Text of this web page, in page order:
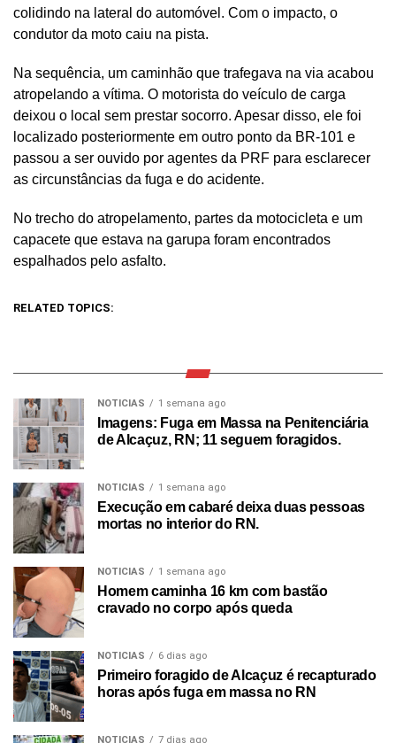
colidindo na lateral do automóvel. Com o impacto, o
condutor da moto caiu na pista.
Na sequência, um caminhão que trafegava na via acabou
atropelando a vítima. O motorista do veículo de carga
deixou o local sem prestar socorro. Apesar disso, ele foi
localizado posteriormente em outro ponto da BR-101 e
passou a ser ouvido por agentes da PRF para esclarecer
as circunstâncias da fuga e do acidente.
No trecho do atropelamento, partes da motocicleta e um
capacete que estava na garupa foram encontrados
espalhados pelo asfalto.
RELATED TOPICS:
NOTICIAS 1 semana ago
Imagens: Fuga em Massa na Penitenciária
de Alcaçuz, RN; 11 seguem foragidos.
NOTICIAS 1 semana ago
Execução em cabaré deixa duas pessoas
mortas no interior do RN.
NOTICIAS 1 semana ago
Homem caminha 16 km com bastão
cravado no corpo após queda
NOTICIAS 6 dias ago
Primeiro foragido de Alcaçuz é recapturado
horas após fuga em massa no RN
NOTICIAS 7 dias ago